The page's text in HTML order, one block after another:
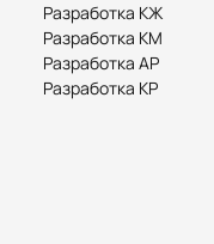
Разработка КЖ
Разработка КМ
Разработка АР
Разработка КР